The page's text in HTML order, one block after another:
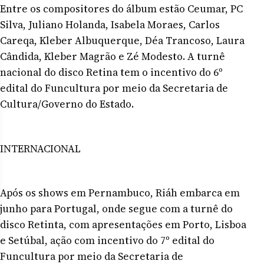
Entre os compositores do álbum estão Ceumar, PC
Silva, Juliano Holanda, Isabela Moraes, Carlos
Careqa, Kleber Albuquerque, Déa Trancoso, Laura
Cândida, Kleber Magrão e Zé Modesto. A turnê
nacional do disco Retina tem o incentivo do 6º
edital do Funcultura por meio da Secretaria de
Cultura/Governo do Estado.
INTERNACIONAL
Após os shows em Pernambuco, Riáh embarca em
junho para Portugal, onde segue com a turnê do
disco Retinta, com apresentações em Porto, Lisboa
e Setúbal, ação com incentivo do 7º edital do
Funcultura por meio da Secretaria de